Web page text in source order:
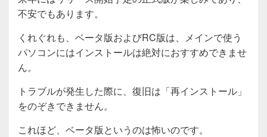
不安でもあります。
くれぐれも、ベータ版およびRC版は、メインで使う
パソコンにはインストールは絶対におすすめできませ
ん。
トラブルが発生した際に、復旧は「再インストール」
をのぞきできません。
これほど、ベータ版というのは怖いのです。